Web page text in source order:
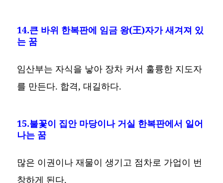
14.큰 바위 한복판에 임금 왕(王)자가 새겨져 있
는 꿈
임산부는 자식을 낳아 장차 커서 훌륭한 지도자
를 만든다. 합격, 대길하다.
15.불꽃이 집안 마당이나 거실 한복판에서 일어
나는 꿈
많은 이권이나 재물이 생기고 점차로 가업이 번
창하게 된다.